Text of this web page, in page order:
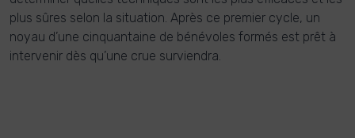
plus sûres selon la situation. Après ce premier cycle, un
noyau d’une cinquantaine de bénévoles formés est prêt à
intervenir dès qu’une crue surviendra.